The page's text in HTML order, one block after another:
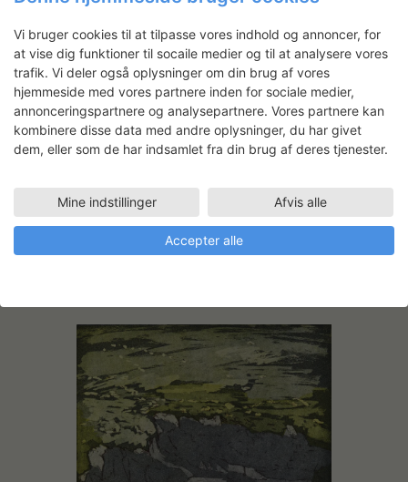
Vi bruger cookies til at tilpasse vores indhold og annoncer, for
at vise dig funktioner til socaile medier og til at analysere vores
trafik. Vi deler også oplysninger om din brug af vores
hjemmeside med vores partnere inden for sociale medier,
annonceringspartnere og analysepartnere. Vores partnere kan
kombinere disse data med andre oplysninger, du har givet
dem, eller som de har indsamlet fra din brug af deres tjenester.
Mine indstillinger Afvis alle
Accepter alle